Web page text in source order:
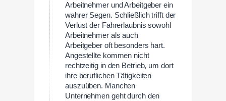
Arbeitnehmer und Arbeitgeber ein
wahrer Segen. Schließlich trifft der
Verlust der Fahrerlaubnis sowohl
Arbeitnehmer als auch
Arbeitgeber oft besonders hart.
Angestellte kommen nicht
rechtzeitig in den Betrieb, um dort
ihre beruflichen Tätigkeiten
auszuüben. Manchen
Unternehmen geht durch den